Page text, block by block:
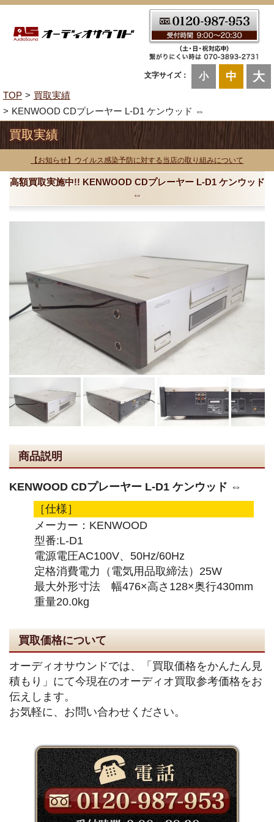
文字サイズ： 小 中 大
TOP
買取実績
KENWOOD CDプレーヤー L-D1 ケンウッド ⇔
買取実績
【お知らせ】ウイルス感染予防に対する当店の取り組みについて
高額買取実施中!! KENWOOD CDプレーヤー L-D1 ケンウッド
⇔
商品説明
KENWOOD CDプレーヤー L-D1 ケンウッド ⇔
［仕様］
メーカー：KENWOOD
型番:L-D1
電源電圧AC100V、50Hz/60Hz
定格消費電力（電気用品取締法）25W
最大外形寸法 幅476×高さ128×奥行430mm
重量20.0kg
買取価格について
オーディオサウンドでは、「買取価格をかんたん見
積もり」にて今現在のオーディオ買取参考価格をお
伝えします。
お気軽に、お問い合わせください。